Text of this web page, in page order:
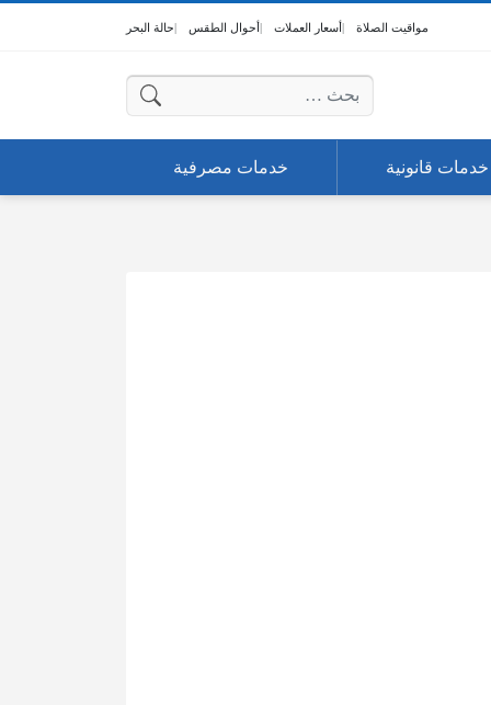
مواقيت الصلاة أسعار العملات أحوال الطقس حالة البحر
البحث عن:
خدمات قانونية خدمات مصرفية